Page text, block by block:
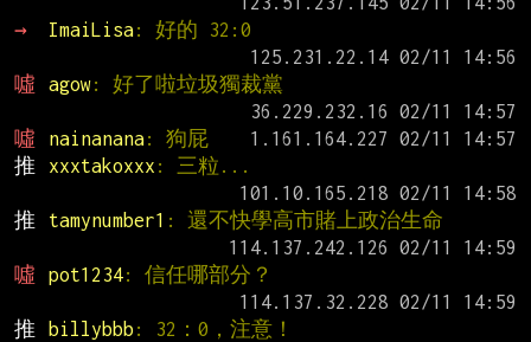
→
ImaiLisa: 好的 32:0
噓
agow: 好了啦垃圾獨裁黨
噓
nainanana: 狗屁
推
xxxtakoxxx : 三粒...
推
tamynumber1 : 還不快學高市賭上政治生命
噓
pot1234: 信任哪部分？
推
billybbb : 32：0，注意！